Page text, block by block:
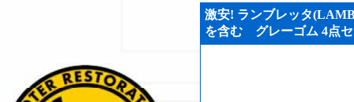
激安! ランブレッタ
を含む グレーゴム 4点セ